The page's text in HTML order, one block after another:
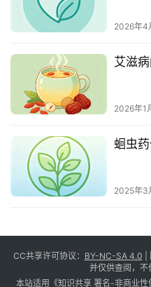
2026年4
艾滋
2026年1
蛔虫
2025年3
CC共享许可协议： BY-NC-SA 4.0 |
并仅供查阅，不
本站适用《知识共享 署名-非商业